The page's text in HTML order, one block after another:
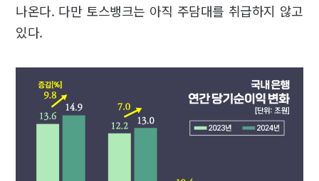
나온다. 다만 토스뱅크는 아직 주담대를 취급하지 않고
있다.